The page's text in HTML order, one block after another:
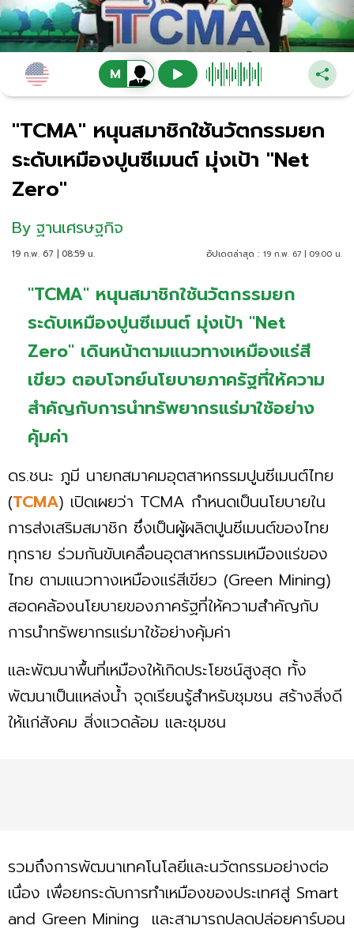
"TCMA" หนุนสมาชิกใช้นวัตกรรมยก
ระดับเหมืองปูนซีเมนต์ มุ่งเป้า "Net
Zero"
By ฐานเศรษฐกิจ
19 ก.พ. 67 | 08:59 น. อัปเดตล่าสุด : 19 ก.พ. 67 | 09:00 น.
"TCMA" หนุนสมาชิกใช้นวัตกรรมยก
ระดับเหมืองปูนซีเมนต์ มุ่งเป้า "Net
Zero" เดินหน้าตามแนวทางเหมืองแร่สี
เขียว ตอบโจทย์นโยบายภาครัฐที่ให้ความ
สำคัญกับการนำทรัพยากรแร่มาใช้อย่าง
คุ้มค่า
ดร.ชนะ ภูมี นายกสมาคมอุตสาหกรรมปูนซีเมนต์ไทย
(TCMA) เปิดเผยว่า TCMA กำหนดเป็นนโยบายใน
การส่งเสริมสมาชิก ซึ่งเป็นผู้ผลิตปูนซีเมนต์ของไทย
ทุกราย ร่วมกันขับเคลื่อนอุตสาหกรรมเหมืองแร่ของ
ไทย ตามแนวทางเหมืองแร่สีเขียว (Green Mining)
สอดคล้องนโยบายของภาครัฐที่ให้ความสำคัญกับ
การนำทรัพยากรแร่มาใช้อย่างคุ้มค่า
และพัฒนาพื้นที่เหมืองให้เกิดประโยชน์สูงสุด ทั้ง
พัฒนาเป็นแหล่งน้ำ จุดเรียนรู้สำหรับชุมชน สร้างสิ่งดี
ให้แก่สังคม สิ่งแวดล้อม และชุมชน
รวมถึงการพัฒนาเทคโนโลยีและนวัตกรรมอย่างต่อ
เนื่อง เพื่อยกระดับการทำเหมืองของประเทศสู่ Smart
and Green Mining และสามารถปลดปล่อยคาร์บอน